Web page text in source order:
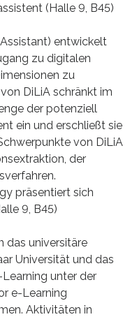
(Halle 9, B45)
entwickelt
zu digitalen
zu
DiLiA schränkt im
der potenziell
ein und erschließt sie
von DiLiA
der
präsentiert sich
9, B45)
das universitäre
Universität und das
unter der
e-Learning
Aktivitäten in